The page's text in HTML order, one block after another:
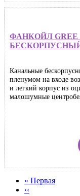
ФАНКОЙЛ
БЕСКОРПУСНЫЙ
Канальные
пленумом на входе
и легкий корпус из
малошумные
Нумерация
Первая
страница
« Первая
←
‹‹